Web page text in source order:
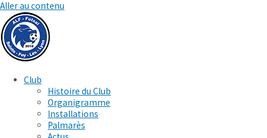
Aller au contenu
Club
Histoire du Club
Organigramme
Installations
Palmarès